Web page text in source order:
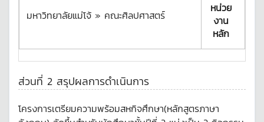
มหาวิทยาลัยแม่โจ้ » คณะศิลปศาสตร์
หน่วย
งาน
หลัก
ส่วนที่ 2 สรุปผลการดำเนินการ
โครงการเตรียมความพร้อมสหกิจศึกษา(หลักสูตรภาษา